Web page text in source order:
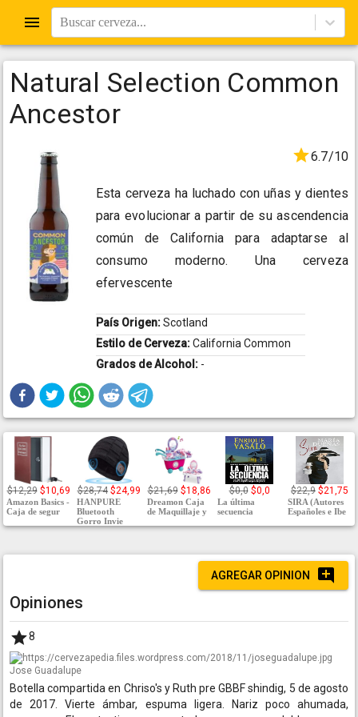
Buscar cerveza...
Natural Selection Common
Ancestor
6.7/10
Esta cerveza ha luchado con uñas y dientes
para evolucionar a partir de su ascendencia
común de California para adaptarse al
consumo moderno. Una cerveza
efervescente
País Origen:Scotland
Estilo de Cerveza:California Common
Grados de Alcohol: -
$12,29 $10,69
Amazon Basics -
Caja de segur
$28,74 $24,99
HANPURE
Bluetooth
Gorro Invie
$21,69 $18,86
Dreamon Caja
de Maquillaje y
$0,0 $0,0
La última
secuencia
$22,9 $21,75
SIRA (Autores
Españoles e Ibe
AGREGAR OPINION
Opiniones
8
Jose Guadalupe
Botella compartida en Chriso's y Ruth pre GBBF shindig, 5 de agosto
de 2017. Vierte ámbar, espuma ligera. Nariz poco ahumada,